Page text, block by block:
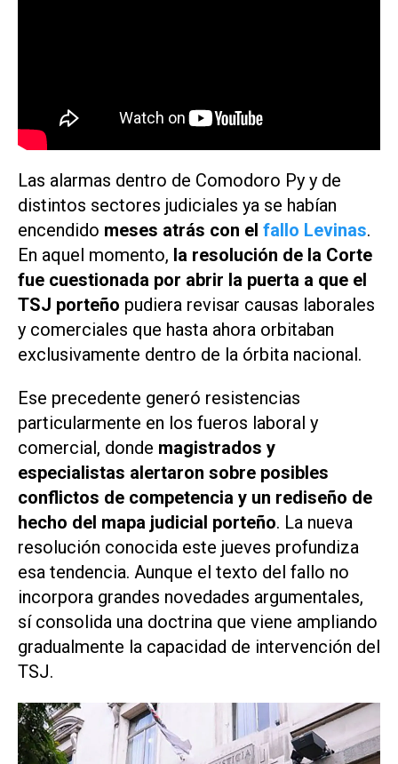
Las alarmas dentro de Comodoro Py y de
distintos sectores judiciales ya se habían
encendido meses atrás con el fallo Levinas.
En aquel momento, la resolución de la Corte
fue cuestionada por abrir la puerta a que el
TSJ porteño pudiera revisar causas laborales
y comerciales que hasta ahora orbitaban
exclusivamente dentro de la órbita nacional.
Ese precedente generó resistencias
particularmente en los fueros laboral y
comercial, donde magistrados y
especialistas alertaron sobre posibles
conflictos de competencia y un rediseño de
hecho del mapa judicial porteño. La nueva
resolución conocida este jueves profundiza
esa tendencia. Aunque el texto del fallo no
incorpora grandes novedades argumentales,
sí consolida una doctrina que viene ampliando
gradualmente la capacidad de intervención del
TSJ.